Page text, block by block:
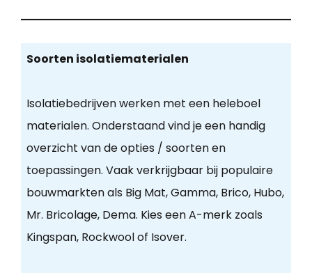
Soorten isolatiematerialen
Isolatiebedrijven werken met een heleboel
materialen. Onderstaand vind je een handig
overzicht van de opties / soorten en
toepassingen. Vaak verkrijgbaar bij populaire
bouwmarkten als Big Mat, Gamma, Brico, Hubo,
Mr. Bricolage, Dema. Kies een A-merk zoals
Kingspan, Rockwool of Isover.